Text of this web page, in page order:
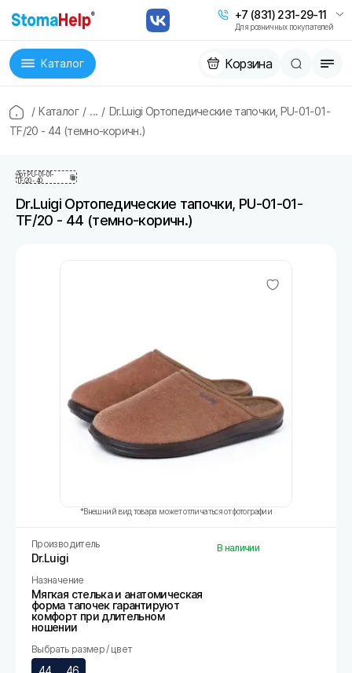
+7 (831) 231-29-11
Для розничных покупателей
Каталог Корзина
/ Каталог / ... / Dr.Luigi Ортопедические тапочки, PU-01-01-
TF/20 - 44 (темно-коричн.)
Арт PU-01-01-
TF/20 - 40
Dr.Luigi Ортопедические тапочки, PU-01-01-
TF/20 - 44 (темно-коричн.)
*Внешний вид товара может отличаться от фотографии
Производитель
Dr.Luigi
Назначение
Мягкая стелька и анатомическая
форма тапочек гарантируют
комфорт при длительном
ношении
Выбрать размер / цвет
44 46
В наличии